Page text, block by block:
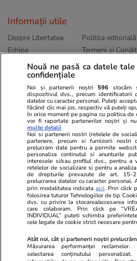
Informații utile
Despre Libertatea
Echipa
Publicitate
Politica de
confidențialitate
Politica editorială
Termeni și
Abonamente
Ringier România
Libertatea pentru
Unica.ro
Program TV
Avantaje
ELLE
Gazeta
Stiri mondene
Calculator
Ajută Copiii
Pariază responsabil! Decizia
Jocurile de noroc sunt
Nouă ne pasă ca datele
confidențiale
Noi și partenerii noștri 596 stocăm
dispozitivul dvs., precum identificatorii
datelor cu caracter personal. Puteți
făcând clic mai jos, respectiv vă puteți
în orice moment pe pagina cu politica de
vor fi raportate partenerilor noștri și
multe detalii
Noi si partenerii nostri (retelele de
partenere, precum si furnizorii nostri
prelucram date pentru a permite
personaliza continutul si anunturile
interesele si/sau profilul dvs., pentru a
retelelor de socializare si pentru a
de drepturile prevazute de art. 15-
prelucrarea datelor cu caracter
prin modalitatea indicataaici. Prin click
folosirea tuturor Tehnologiilor de tip
dvs. cu privire la stocarea/accesarea
care colaboram. Prin click pe
INDIVIDUAL” puteti schimba
cele legate de cookie strict necesare
Atât noi, cât și partenerii noștri
Măsurarea performanței
selectarea conținutului